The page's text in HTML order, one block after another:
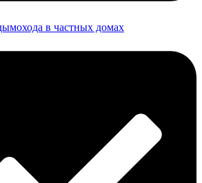
в частных домах